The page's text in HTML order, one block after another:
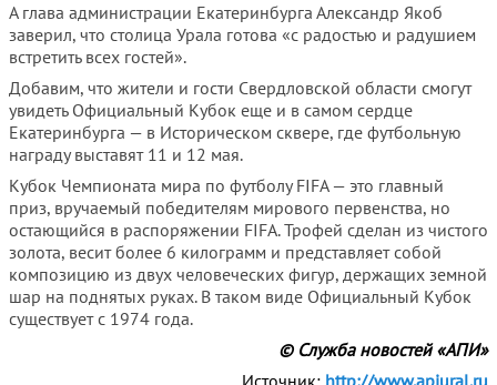
А глава администрации Екатеринбурга Александр Якоб
заверил, что столица Урала готова «с радостью и радушием
встретить всех гостей».
Добавим, что жители и гости Свердловской области смогут
увидеть Официальный Кубок еще и в самом сердце
Екатеринбурга — в Историческом сквере, где футбольную
награду выставят 11 и 12 мая.
Кубок Чемпионата мира по футболу FIFA — это главный
приз, вручаемый победителям мирового первенства, но
остающийся в распоряжении FIFA. Трофей сделан из чистого
золота, весит более 6 килограмм и представляет собой
композицию из двух человеческих фигур, держащих земной
шар на поднятых руках. В таком виде Официальный Кубок
существует с 1974 года.
© Служба новостей «АПИ»
Источник: http://www.apiural.ru